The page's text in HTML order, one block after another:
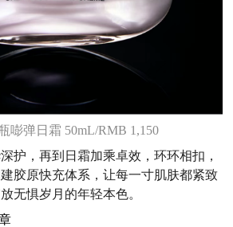
嘭弹日霜 50mL/RMB 1,150
护，再到日霜加乘卓效，环环相扣，
胶原快充体系，让每一寸肌肤都紧致
无惧岁月的年轻本色。